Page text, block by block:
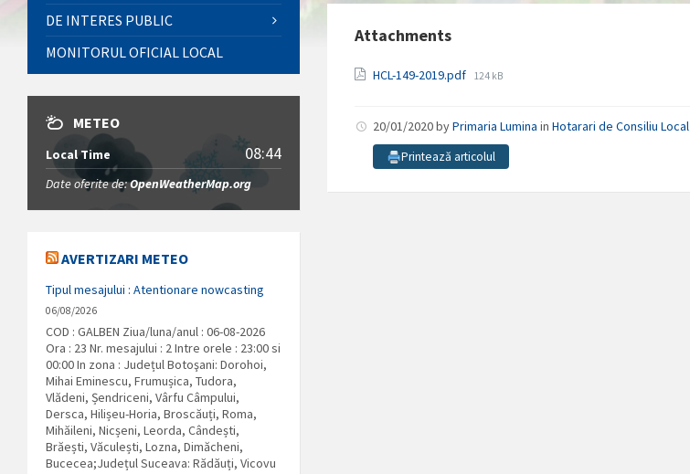
Attachments
HCL-149-2019.pdf File
124 kB
20/01/2020byPrimaria Lumina inHotarari de Consiliu Local
Printează articolul
DE INTERES PUBLIC
MONITORUL OFICIAL LOCAL
METEO
Local Time 08:44
Date oferite de:OpenWeatherMap.org
AVERTIZARI METEO
Tipul mesajului : Atentionare nowcasting
06/08/2026
COD : GALBEN Ziua/luna/anul : 06-08-2026
Ora : 23 Nr. mesajului : 2 Intre orele : 23:00 si
00:00 In zona : Județul Botoşani: Dorohoi,
Mihai Eminescu, Frumușica, Tudora,
Vlădeni, Șendriceni, Vârfu Câmpului,
Dersca, Hilișeu-Horia, Broscăuți, Roma,
Mihăileni, Nicșeni, Leorda, Cândești,
Brăești, Văculești, Lozna, Dimăcheni,
Bucecea;Județul Suceava: Rădăuți, Vicovu